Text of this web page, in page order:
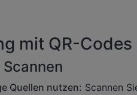
mit QR-Codes
Quellen nutzen: Scannen